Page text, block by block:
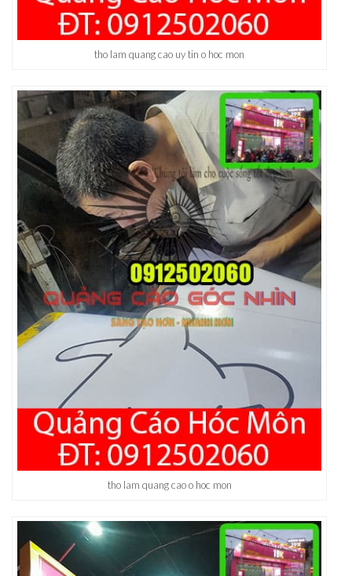
tho lam quang cao uy tin o hoc mon
tho lam quang cao o hoc mon